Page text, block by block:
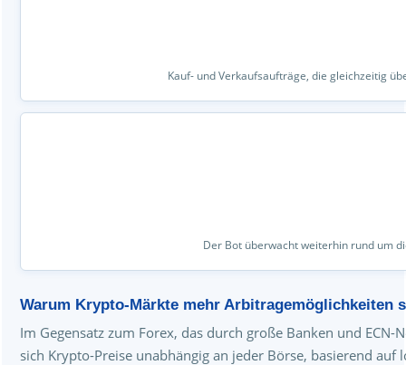
Kauf- und Verkaufsaufträge, die gleichzeitig
Der Bot überwacht weiterhin rund um
Warum Krypto-Märkte mehr Arbitragemöglichkeiten
Im Gegensatz zum Forex, das durch große Banken und
sich Krypto-Preise unabhängig an jeder Börse, basierend